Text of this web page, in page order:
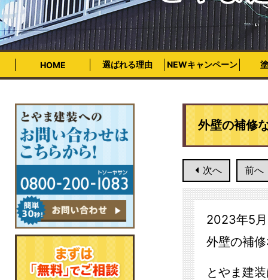
HOME 選ばれる理由 NEWキャンペーン
外壁の補修
次へ 前へ
2023年5
外壁の補
とやま建